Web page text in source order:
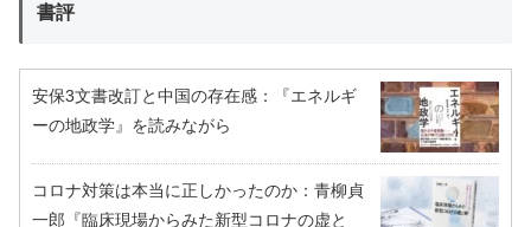
書評
安保3文書改訂と中国の存在感：『エネルギ
ーの地政学』を読みながら
コロナ対策は本当に正しかったのか：青柳貞
一郎『臨床現場からみた新型コロナの虚と